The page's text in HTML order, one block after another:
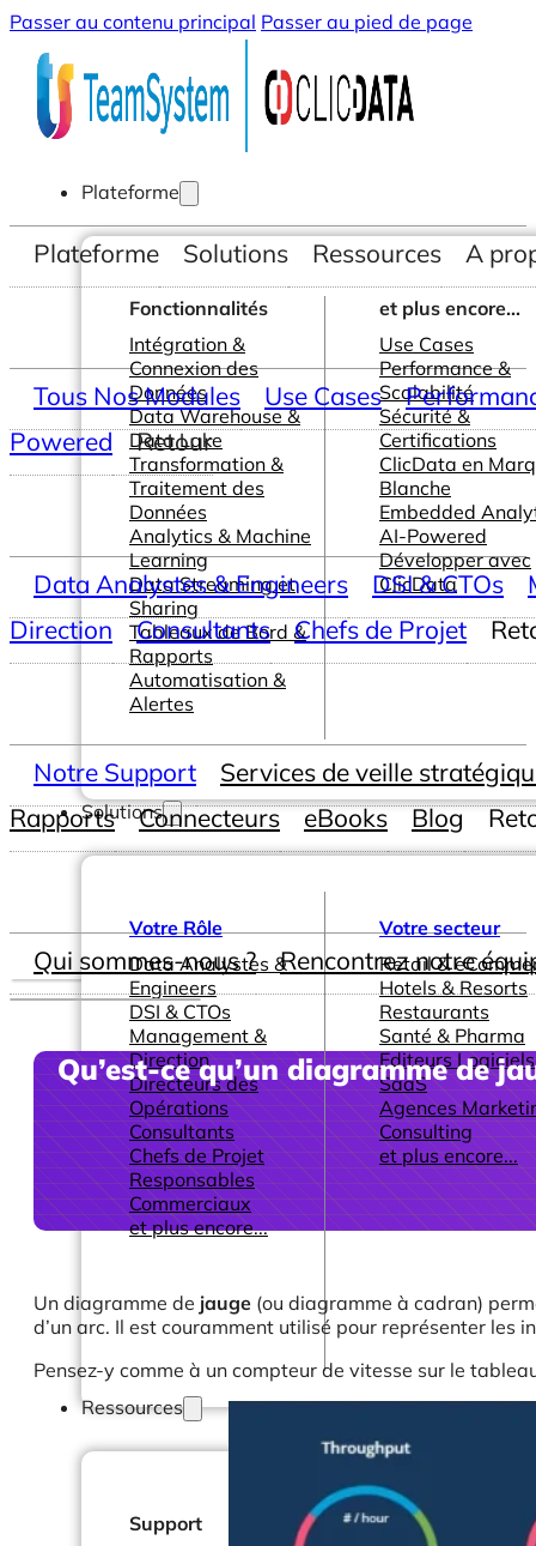
Passer au contenu principal Passer au pied de page
Plateforme
Fonctionnalités
Intégration &
Connexion des
Données
Data Warehouse &
Data Lake
Transformation &
Traitement des
Données
Analytics & Machine
Learning
Data Streaming et
Sharing
Tableaux de Bord &
Rapports
Automatisation &
Alertes
et plus encore...
Use Cases
Performance &
Scalabilité
Sécurité &
Certifications
ClicData en
Blanche
Embedded
AI-Powered
Développer avec
ClicData
Solutions
Votre Rôle
Data Analystes &
Engineers
DSI & CTOs
Management &
Direction
Directeurs des
Opérations
Consultants
Chefs de Projet
Responsables
Commerciaux
et plus encore...
Votre secteur
Retail &
Hotels & Resorts
Restaurants
Santé & Pharma
Editeurs
SaaS
Agences
Consulting
et plus encore...
Ressources
Support
Autres
Plateforme Solutions Ressources A
Tous Nos Modules Use Cases
Powered
Retour
Data Analystes & Engineers DSI & CTOs
Direction
Consultants Chefs de Projet
Notre Support
Services de veille
Rapports
Connecteurs eBooks Blog
Qui sommes-nous ? Rencontrez notre
Qu’est-ce qu’un diagramme de
Un diagramme de jauge (ou diagramme à cadran)
d’un arc. Il est couramment utilisé pour représenter les
Pensez-y comme à un compteur de vitesse sur le